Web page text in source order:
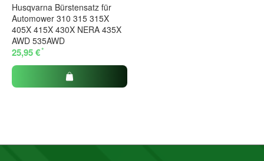
Husqvarna Bürstensatz für
Automower 310 315 315X
405X 415X 430X NERA 435X
AWD 535AWD
25,95 €*